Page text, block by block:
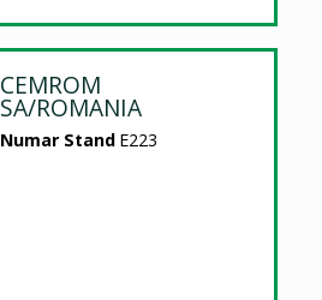
CEMROM
SA/ROMANIA
Numar Stand E223